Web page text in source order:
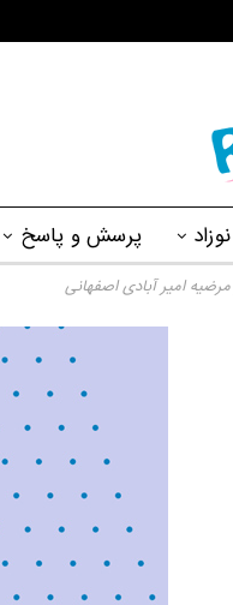
پرسش و پاسخ
امیر آبادی اصفهانی